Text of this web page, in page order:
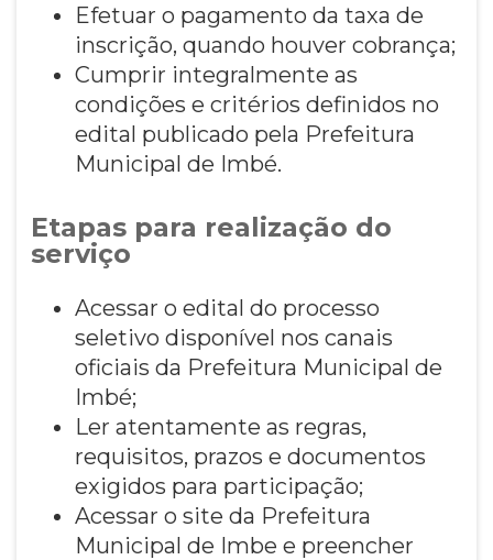
Efetuar o pagamento da taxa de
inscrição, quando houver cobrança;
Cumprir integralmente as
condições e critérios definidos no
edital publicado pela Prefeitura
Municipal de Imbé.
Etapas para realização do
serviço
Acessar o edital do processo
seletivo disponível nos canais
oficiais da Prefeitura Municipal de
Imbé;
Ler atentamente as regras,
requisitos, prazos e documentos
exigidos para participação;
Acessar o site da Prefeitura
Municipal de Imbe e preencher